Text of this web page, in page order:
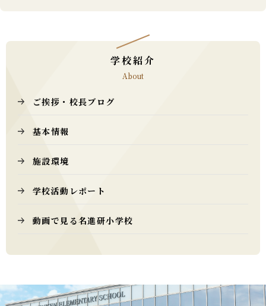
学校紹介
About
ご挨拶・校長ブログ
基本情報
施設環境
学校活動レポート
動画で見る名進研小学校